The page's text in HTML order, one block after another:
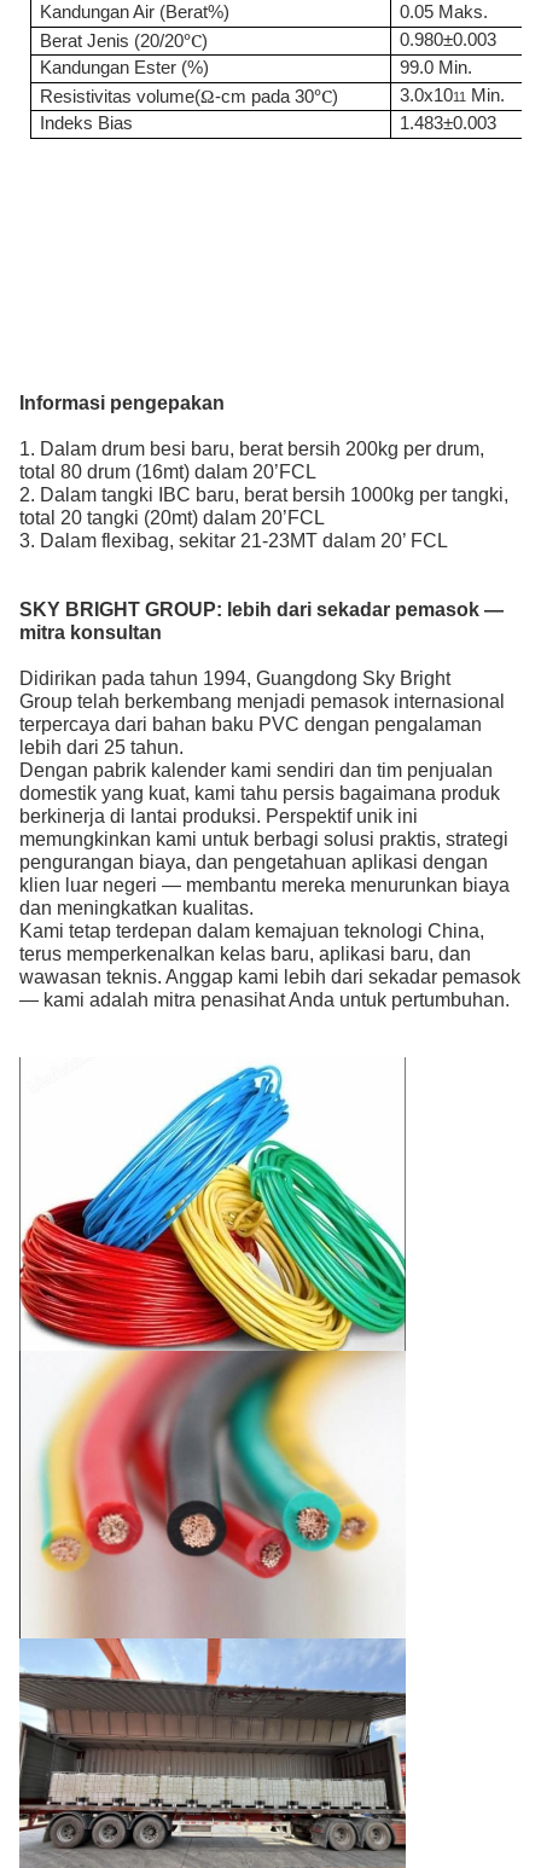
Kandungan Air (Berat%)
0.05 Maks.
Berat Jenis (20/20℃)
0.980±0.003
Kandungan Ester (%)
99.0 Min.
Resistivitas volume(Ω-cm pada 30℃) 3.0x1011 Min.
Indeks Bias
1.483±0.003
Informasi pengepakan
1. Dalam drum besi baru, berat bersih 200kg per drum,
total 80 drum (16mt) dalam 20’FCL
2. Dalam tangki IBC baru, berat bersih 1000kg per tangki,
total 20 tangki (20mt) dalam 20’FCL
3. Dalam flexibag, sekitar 21-23MT dalam 20’ FCL
SKY BRIGHT GROUP: lebih dari sekadar pemasok —
mitra konsultan
Didirikan pada tahun 1994, Guangdong Sky Bright
Group telah berkembang menjadi pemasok internasional
terpercaya dari bahan baku PVC dengan pengalaman
lebih dari 25 tahun.
Dengan pabrik kalender kami sendiri dan tim penjualan
domestik yang kuat, kami tahu persis bagaimana produk
berkinerja di lantai produksi. Perspektif unik ini
memungkinkan kami untuk berbagi solusi praktis, strategi
pengurangan biaya, dan pengetahuan aplikasi dengan
klien luar negeri — membantu mereka menurunkan biaya
dan meningkatkan kualitas.
Kami tetap terdepan dalam kemajuan teknologi China,
terus memperkenalkan kelas baru, aplikasi baru, dan
wawasan teknis. Anggap kami lebih dari sekadar pemasok
— kami adalah mitra penasihat Anda untuk pertumbuhan.